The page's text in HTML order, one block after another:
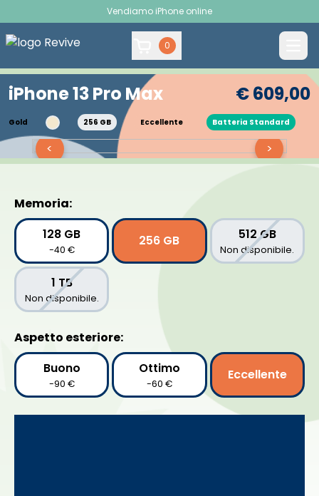
Vendiamo iPhone online
0
iPhone 13 Pro Max € 609,00
Gold 256 GB Eccellente Batteria Standard
>
<
Memoria:
128 GB
-40 €
256 GB 512 GB
Non disponibile.
1 TB
Non disponibile.
Aspetto esteriore:
Buono
-90 €
Ottimo
-60 €
Eccellente